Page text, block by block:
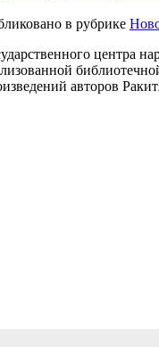
в рубрике
центра
авторов